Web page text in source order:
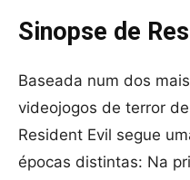
Sinopse de
Baseada num dos
videojogos de terror
Resident Evil segue
épocas distintas: Na